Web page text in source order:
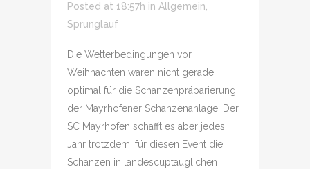
Posted at 18:57h in Allgemein
Sprunglauf
Die Wetterbedingungen vor
Weihnachten waren nicht gerade
optimal für die Schanzenpräparierung
der Mayrhofener Schanzenanlage. Der
SC Mayrhofen schafft es aber jedes
Jahr trotzdem, für diesen Event die
Schanzen in landescuptauglichen